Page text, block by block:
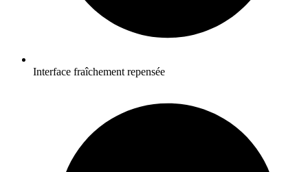
Interface fraîchement repensée